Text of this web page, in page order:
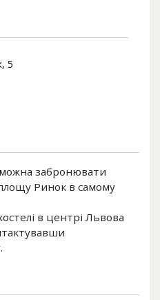
5
забронювати
Ринок в самому
в центрі Львова